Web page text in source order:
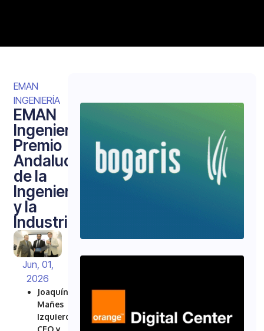
EMAN
INGENIERÍA
EMAN
Ingeniería,
Premio
Andalucía
de la
Ingeniería
y la
Industria
Jun, 01,
2026
Joaquín
Mañes
Izquierdo,
CEO y